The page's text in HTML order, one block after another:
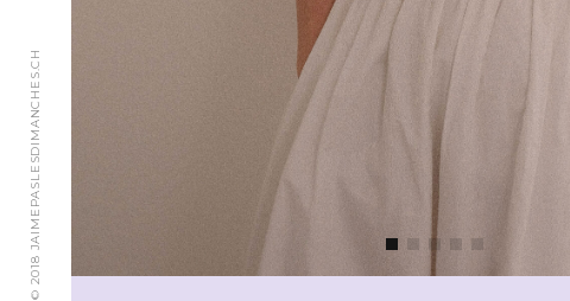
© 2018 JAIMEPASLESDIMANCHES.CH